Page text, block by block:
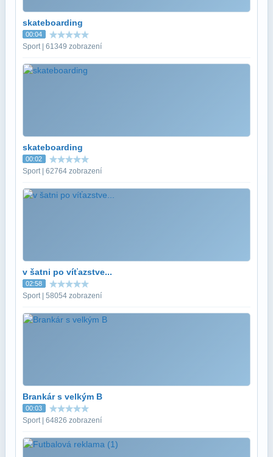
skateboarding
00:04
Sport | 61349 zobrazení
skateboarding
00:02
Sport | 62764 zobrazení
v šatni po víťazstve...
02:58
Sport | 58054 zobrazení
Brankár s velkým B
00:03
Sport | 64826 zobrazení